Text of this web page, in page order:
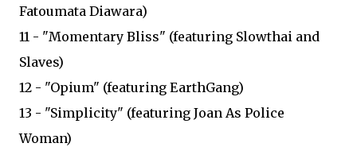
Fatoumata Diawara)
11 - "Momentary Bliss" (featuring Slowthai and
Slaves)
12 - "Opium" (featuring EarthGang)
13 - "Simplicity" (featuring Joan As Police
Woman)